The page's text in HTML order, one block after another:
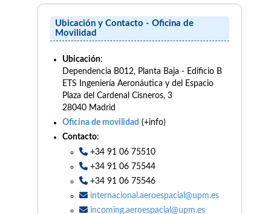
Ubicación y Contacto - Oficina de
Movilidad
Ubicación:
Dependencia B012, Planta Baja - Edificio B
ETS Ingeniería Aeronáutica y del Espacio
Plaza del Cardenal Cisneros, 3
28040 Madrid
Oficina de movilidad (+info)
Contacto:
+34 91 06 75510
+34 91 06 75544
+34 91 06 75546
internacional.aeroespacial@upm.es
incoming.aeroespacial@upm.es